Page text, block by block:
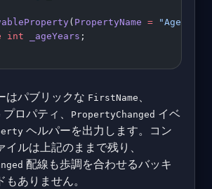
( PropertyName = "Age"
int _ageYears ;
はパブリックな FirstName 、
プロパティ、 PropertyChanged イベ
ヘルパーを出力します。コン
イルは上記のままで残り、
配線も歩調を合わせるバッキ
ありません。